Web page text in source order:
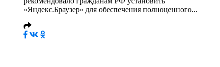
«Яндекс.Браузер» для обеспечения полноценного...